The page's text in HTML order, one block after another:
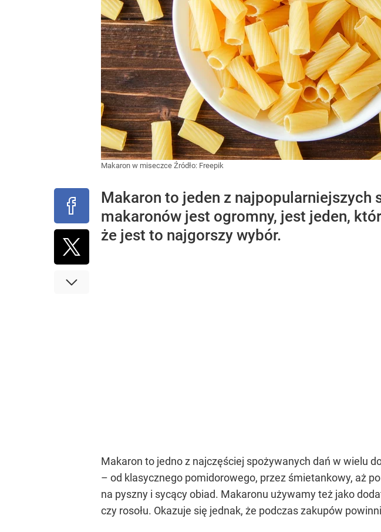
Makaron w miseczce Źródło: Freepik
Makaron to jeden z najpopularniejszych
makaronów jest ogromny, jest jeden,
że jest to najgorszy wybór.
Makaron to jedno z najczęściej spożywanych dań w wielu
– od klasycznego pomidorowego, przez śmietankowy, aż
na pyszny i sycący obiad. Makaronu używamy też jako
czy rosołu. Okazuje się jednak, że podczas zakupów